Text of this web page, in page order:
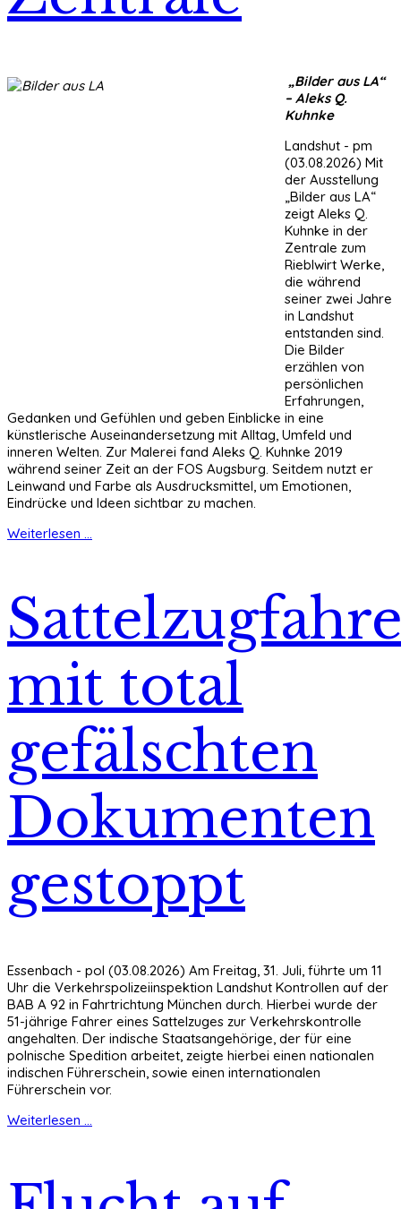
„Bilder aus LA“
– Aleks Q.
Kuhnke
Landshut - pm
(03.08.2026) Mit
der Ausstellung
„Bilder aus LA“
zeigt Aleks Q.
Kuhnke in der
Zentrale zum
Rieblwirt Werke,
die während
seiner zwei Jahre
in Landshut
entstanden sind.
Die Bilder
erzählen von
persönlichen
Erfahrungen,
Gedanken und Gefühlen und geben Einblicke in eine
künstlerische Auseinandersetzung mit Alltag, Umfeld und
inneren Welten. Zur Malerei fand Aleks Q. Kuhnke 2019
während seiner Zeit an der FOS Augsburg. Seitdem nutzt er
Leinwand und Farbe als Ausdrucksmittel, um Emotionen,
Eindrücke und Ideen sichtbar zu machen.
Weiterlesen ...
mit total
gefälschten
Dokumenten
gestoppt
Essenbach - pol (03.08.2026) Am Freitag, 31. Juli, führte um 11
Uhr die Verkehrspolizeiinspektion Landshut Kontrollen auf der
BAB A 92 in Fahrtrichtung München durch. Hierbei wurde der
51-jährige Fahrer eines Sattelzuges zur Verkehrskontrolle
angehalten. Der indische Staatsangehörige, der für eine
polnische Spedition arbeitet, zeigte hierbei einen nationalen
indischen Führerschein, sowie einen internationalen
Führerschein vor.
Weiterlesen ...